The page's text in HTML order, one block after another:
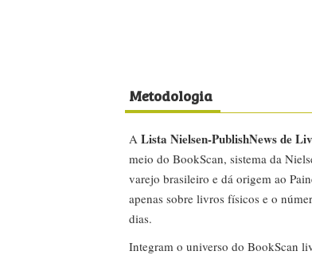
Metodologia
A Lista Nielsen-PublishNews de
meio do BookScan, sistema da
varejo brasileiro e dá origem ao
apenas sobre livros físicos e o
dias.
Integram o universo do BookScan